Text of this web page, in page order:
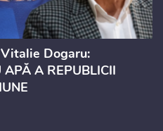
Dogaru:
A REPUBLICII